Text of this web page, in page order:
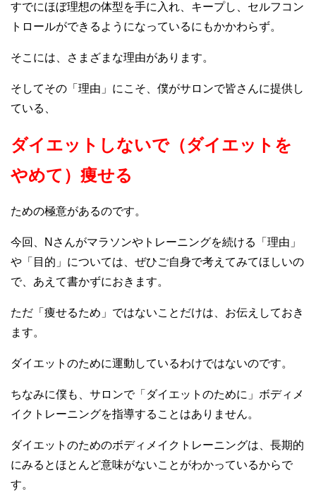
すでにほぼ理想の体型を手に入れ、キープし、セルフコン
トロールができるようになっているにもかかわらず。
そこには、さまざまな理由があります。
そしてその「理由」にこそ、僕がサロンで皆さんに提供し
ている、
ダイエットしないで（ダイエットを
やめて）痩せる
ための極意があるのです。
今回、Nさんがマラソンやトレーニングを続ける「理由」
や「目的」については、ぜひご自身で考えてみてほしいの
で、あえて書かずにおきます。
ただ「痩せるため」ではないことだけは、お伝えしておき
ます。
ダイエットのために運動しているわけではないのです。
ちなみに僕も、サロンで「ダイエットのために」ボディメ
イクトレーニングを指導することはありません。
ダイエットのためのボディメイクトレーニングは、長期的
にみるとほとんど意味がないことがわかっているからで
す。